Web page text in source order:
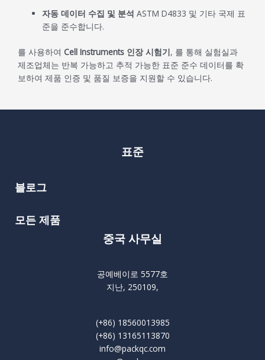
자동 데이터 수집 및 분석 ASTM D4833 및 기타 국제 표
준을 준수합니다.
를 사용하여 Cell Instruments 인장 시험기, 를 통해 실험실과
제조업체는 반복 가능하고 추적 가능한 표준 준수 데이터를 확
보하여 제품 인증 및 품질 보증을 지원할 수 있습니다.
표준
블로그
모든 제품
중국 사무실
공예베이로 5577호
지난, 250109,
(+86) 18560013985
(+86) 13165113870
info@packqc.com